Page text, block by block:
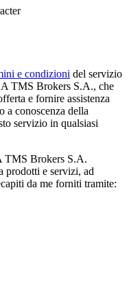
e condizioni del servizio
TMS Brokers S.A., che
e fornire assistenza
a conoscenza della
servizio in qualsiasi
TMS Brokers S.A.
prodotti e servizi, ad
da me forniti tramite: